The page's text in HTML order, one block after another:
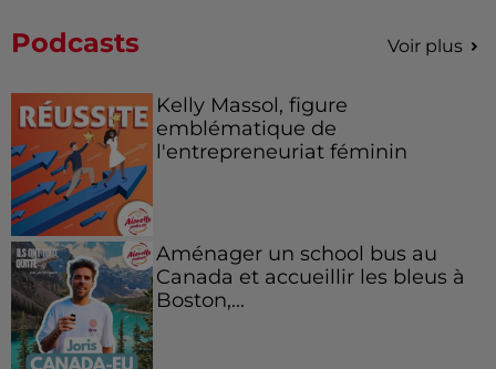
Podcasts Voir plus
Kelly Massol, figure
emblématique de
l'entrepreneuriat féminin
Aménager un school bus au
Canada et accueillir les bleus à
Boston,...